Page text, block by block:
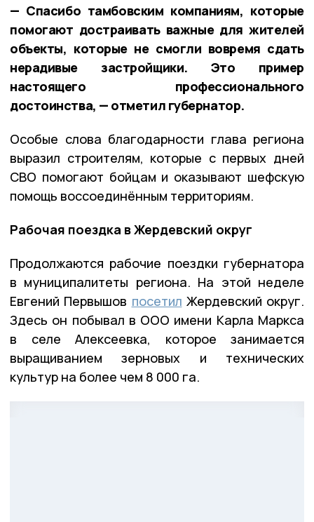
— Спасибо тамбовским компаниям, которые
помогают достраивать важные для жителей
объекты, которые не смогли вовремя сдать
нерадивые застройщики. Это пример
настоящего профессионального
достоинства, — отметил губернатор.
Особые слова благодарности глава региона
выразил строителям, которые с первых дней
СВО помогают бойцам и оказывают шефскую
помощь воссоединённым территориям.
Рабочая поездка в Жердевский округ
Продолжаются рабочие поездки губернатора
в муниципалитеты региона. На этой неделе
Евгений Первышов посетил Жердевский округ.
Здесь он побывал в ООО имени Карла Маркса
в селе Алексеевка, которое занимается
выращиванием зерновых и технических
культур на более чем 8 000 га.